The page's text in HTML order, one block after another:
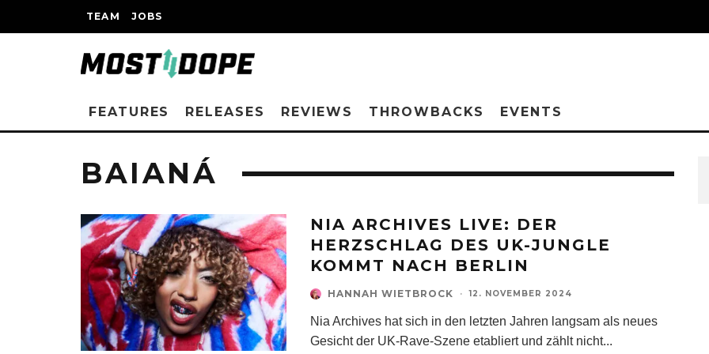
TEAM JOBS
FEATURES RELEASES REVIEWS THROWBACKS EVENTS
BAIANÁ
NIA ARCHIVES LIVE: DER
HERZSCHLAG DES UK-JUNGLE
KOMMT NACH BERLIN
HANNAH WIETBROCK · 12. NOVEMBER 2024
Nia Archives hat sich in den letzten Jahren langsam als neues
Gesicht der UK-Rave-Szene etabliert und zählt nicht...